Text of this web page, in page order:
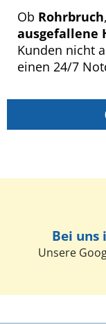
Ob Rohrbruch,
ausgefallene
Kunden nicht
einen 24/7
Bei uns
Unsere